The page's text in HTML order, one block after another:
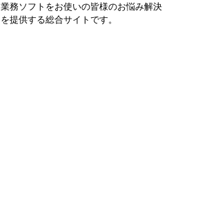
業務ソフトをお使いの皆様のお悩み解決
を提供する総合サイトです。